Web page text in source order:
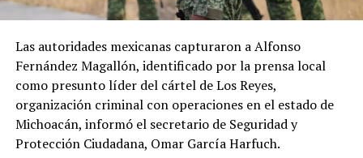
Las autoridades mexicanas capturaron a Alfonso
Fernández Magallón, identificado por la prensa local
como presunto líder del cártel de Los Reyes,
organización criminal con operaciones en el estado de
Michoacán, informó el secretario de Seguridad y
Protección Ciudadana, Omar García Harfuch.